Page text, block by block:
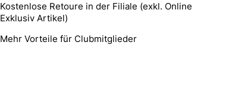
Kostenlose Retoure in der Filiale (exkl. Online
Exklusiv Artikel)
Mehr Vorteile für Clubmitglieder